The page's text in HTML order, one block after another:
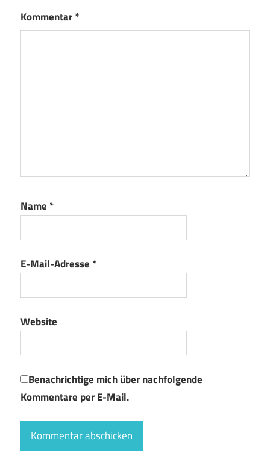
Kommentar*
Name *
E-Mail-Adresse *
Website
Benachrichtige mich über nachfolgende
Kommentare per E-Mail.